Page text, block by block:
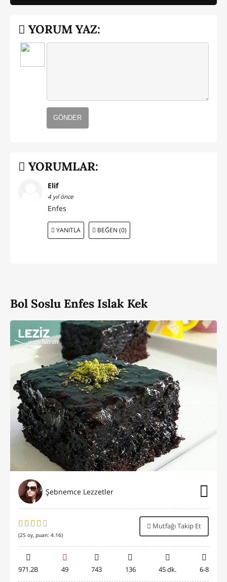
YORUM YAZ:
GÖNDER
YORUMLAR:
Elif
4 yıl önce
Enfes
YANITLA BEĞEN (0)
Bol Soslu Enfes Islak Kek
Şebnemce Lezzetler
(25 oy, puan: 4.16)
Mutfağı Takip Et
971.2B 49 743 136 45 dk. 6-8